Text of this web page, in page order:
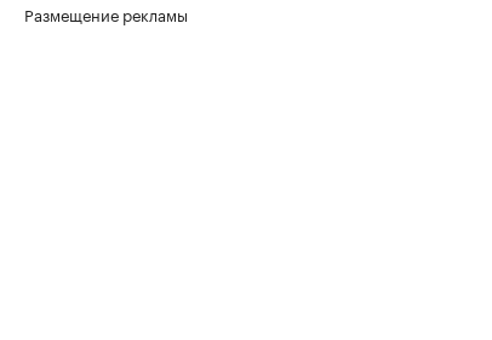
Размещение рекламы